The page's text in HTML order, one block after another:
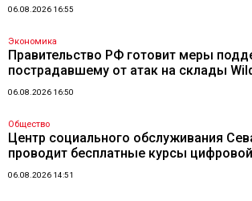
06.08.2026 16:55
Экономика
Правительство РФ готовит меры
пострадавшему от атак на склады
06.08.2026 16:50
Общество
Центр социального обслуживания
проводит бесплатные курсы
06.08.2026 14:51